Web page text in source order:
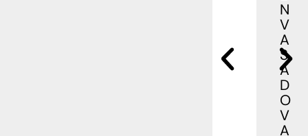
N
V
A
S
A
D
O
V
A